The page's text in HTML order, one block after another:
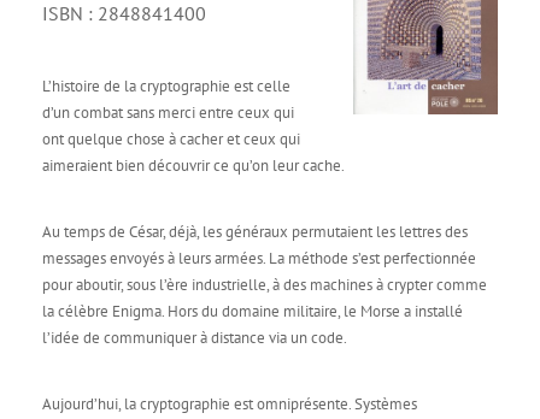
ISBN : 2848841400
L’histoire de la cryptographie est celle
d’un combat sans merci entre ceux qui
ont quelque chose à cacher et ceux qui
aimeraient bien découvrir ce qu’on leur cache.
Au temps de César, déjà, les généraux permutaient les lettres des
messages envoyés à leurs armées. La méthode s’est perfectionnée
pour aboutir, sous l’ère industrielle, à des machines à crypter comme
la célèbre Enigma. Hors du domaine militaire, le Morse a installé
l’idée de communiquer à distance via un code.
Aujourd’hui, la cryptographie est omniprésente. Systèmes